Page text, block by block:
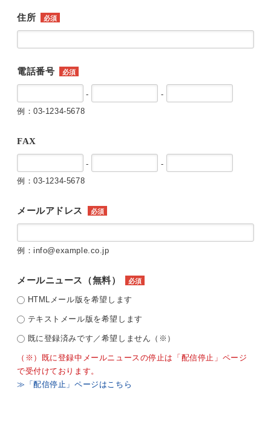
住所 必須
電話番号 必須
-
-
例：03-1234-5678
FAX
-
-
例：03-1234-5678
メールアドレス 必須
例：info@example.co.jp
メールニュース（無料） 必須
HTMLメール版を希望します
テキストメール版を希望します
既に登録済みです／希望しません（※）
（※）既に登録中メールニュースの停止は「配信停止」ページ
で受付けております。
≫「配信停止」ページはこちら